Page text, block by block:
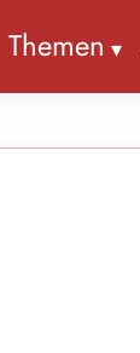
Themen